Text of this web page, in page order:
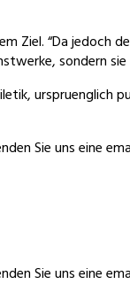
Ziel. “Da jedoch
sondern sie
, urspruenglich
Sie uns eine
Sie uns eine